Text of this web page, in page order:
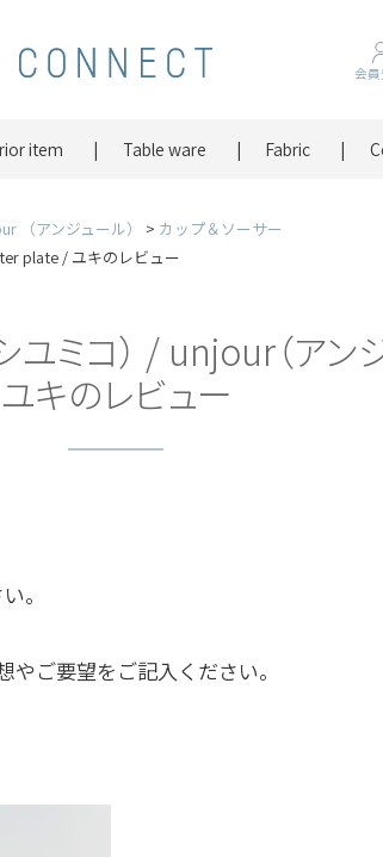
会
item Table ware Fabric
（アンジュール）
カップ＆ソーサー
plate / ユキのレビュー
ミコ） / unjour（アン
ユキのレビュー
。
ご要望をご記入ください。